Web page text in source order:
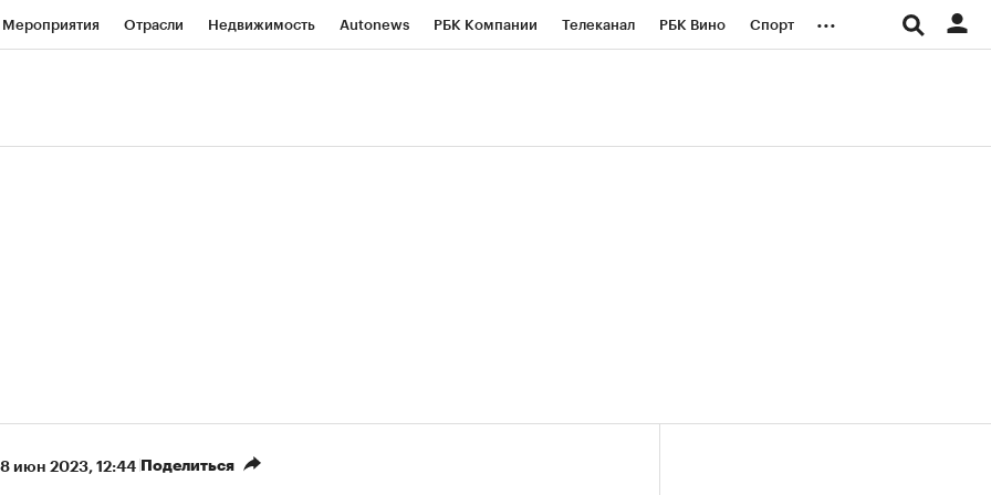
Мероприятия Отрасли Недвижимость Autonews РБК Компании Телеканал РБК Вино Спорт ...
июн 2023, 12:44 Поделиться